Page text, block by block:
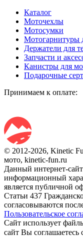
Каталог
Моточехлы
Мотосумки
Мотогарнитуры
Держатели для
Запчасти и
Канистры для
Подарочные
Принимаем к оплате:
© 2012-2026, Kinetic
мото, kinetic-fun.ru
Данный интернет-
информационный
является публичной
Статьи 437
согласовываются
Пользовательское
Сайт использует
сайт Вы соглашаетесь